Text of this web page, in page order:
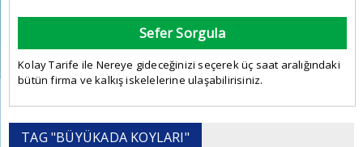
Sefer Sorgula
Kolay Tarife ile Nereye gideceğinizi seçerek üç saat aralığındaki
bütün firma ve kalkış iskelelerine ulaşabilirisiniz.
TAG "BÜYÜKADA KOYLARI"